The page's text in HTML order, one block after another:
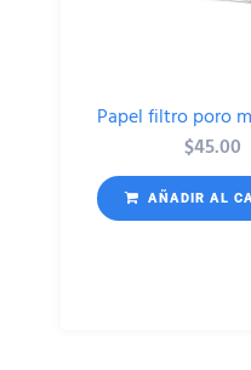
Papel filtro poro
$45.00
AÑADIR AL